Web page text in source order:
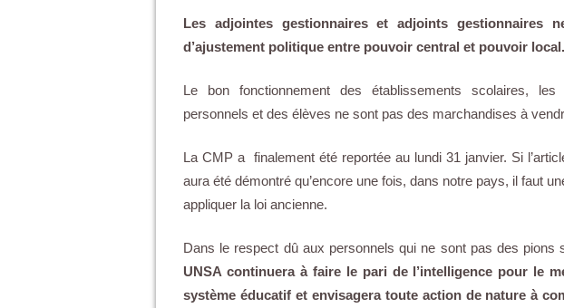
Les adjointes gestionnaires et adjoints gestionnaires
d’ajustement politique entre pouvoir central et pouvoir local.
Le bon fonctionnement des établissements scolaires,
personnels et des élèves ne sont pas des marchandises à
La CMP a finalement été reportée au lundi 31 janvier. Si
aura été démontré qu’encore une fois, dans notre pays, il faut
appliquer la loi ancienne.
Dans le respect dû aux personnels qui ne sont pas des pions
UNSA continuera à faire le pari de l’intelligence pour le
système éducatif et envisagera toute action de nature à